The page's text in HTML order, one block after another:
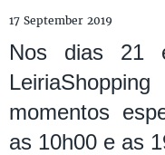
17 September 2019
Nos dias 21
momentos
as 10h00 e as